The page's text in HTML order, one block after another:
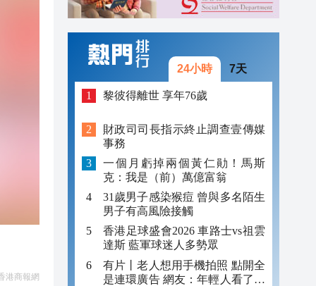
港商報網
24小時 7天
黎彼得離世 享年76歲
財政司司長指示終止調查壹傳媒
事務
一個月虧掉兩個黃仁勛！馬斯
克：我是（前）萬億富翁
31歲男子感染猴痘 曾與多名陌生
男子有高風險接觸
香港足球盛會2026 車路士vs祖雲
達斯 藍軍球迷人多勢眾
有片丨老人想用手機拍照 點開全
是連環廣告 網友：年輕人看了都